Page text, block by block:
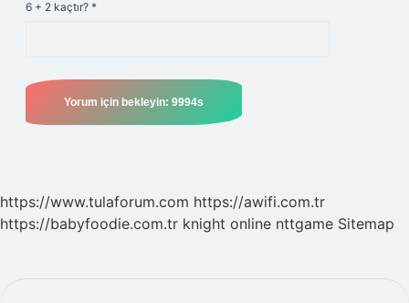
6 + 2 kaçtır? *
https://www.tulaforum.com https://awifi.com.tr
https://babyfoodie.com.tr knight online nttgame Sitemap